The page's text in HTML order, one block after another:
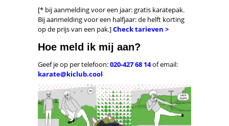
[* bij aanmelding voor een jaar: gratis karatepak.
Bij aanmelding voor een halfjaar: de helft korting
op de prijs van een pak.]Check tarieven >
Hoe meld ik mij aan?
Geef je op per telefoon:020-427 68 14of email:
karate@kiclub.cool